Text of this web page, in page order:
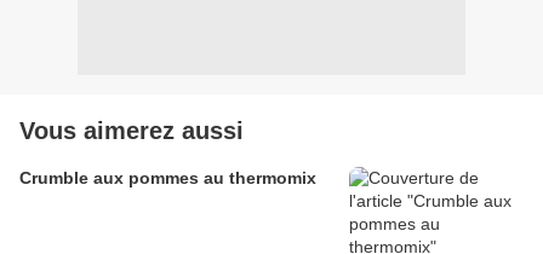
Vous aimerez aussi
Crumble aux pommes au thermomix